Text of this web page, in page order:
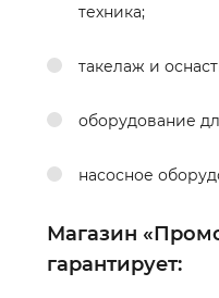
техника;
такелаж и
оборудование
насосное
Магазин
гарантирует: